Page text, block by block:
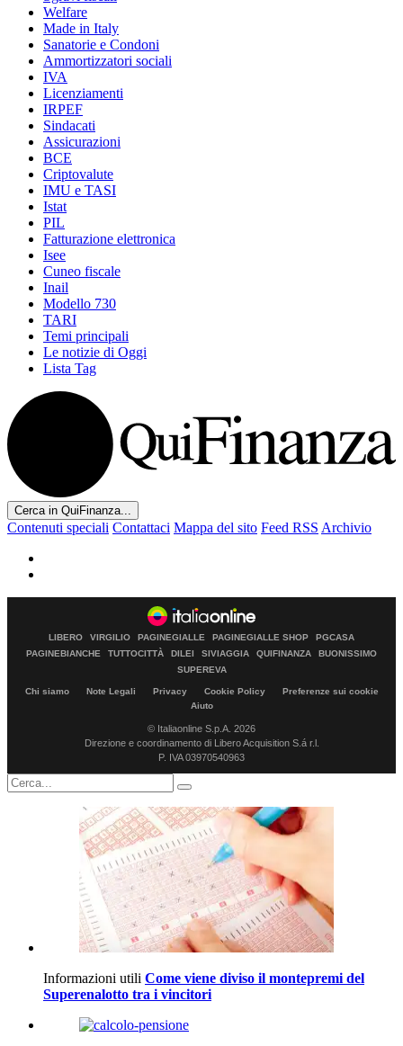
Welfare
Made in Italy
Sanatorie e Condoni
Ammortizzatori sociali
IVA
Licenziamenti
IRPEF
Sindacati
Assicurazioni
BCE
Criptovalute
IMU e TASI
Istat
PIL
Fatturazione elettronica
Isee
Cuneo fiscale
Inail
Modello 730
TARI
Temi principali
Le notizie di Oggi
Lista Tag
Cerca in QuiFinanza...
Contenuti speciali Contattaci Mappa del sito Feed RSS Archivio
LIBERO VIRGILIO PAGINEGIALLE PAGINEGIALLE SHOP
PGCASA
PAGINEBIANCHE
TUTTOCITTÀ DILEI SIVIAGGIA QUIFINANZA
BUONISSIMO
SUPEREVA
Chi siamo Note Legali Privacy Cookie Policy
Preferenze sui cookie
Aiuto
© Italiaonline S.p.A. 2026
Direzione e coordinamento di Libero Acquisition S.á r.l.
P. IVA 03970540963
Informazioni utili Come viene diviso il montepremi del
Superenalotto tra i vincitori